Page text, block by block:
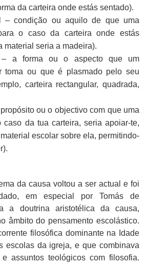
da carteira onde estás sentado).
– condição ou aquilo de que uma
o caso da carteira onde estás
material seria a madeira).
– a forma ou o aspecto que um
toma ou que é plasmado pelo seu
carteira rectangular, quadrada,
ou o objectivo com que uma
caso da tua carteira, seria apoiar-te,
escolar sobre ela, permitindo-
da causa voltou a ser actual e foi
em especial por Tomás de
a doutrina aristotélica da causa,
âmbito do pensamento escolástico.
filosófica dominante na Idade
escolas da igreja, e que combinava
assuntos teológicos com filosofia.